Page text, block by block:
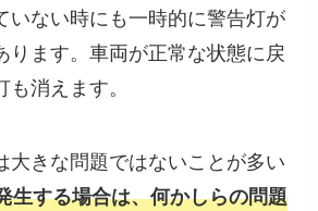
いない時にも一時的に警告灯が
ります。車両が正常な状態に戻
消えます。
大きな問題ではないことが多い
生する場合は、何かしらの問題